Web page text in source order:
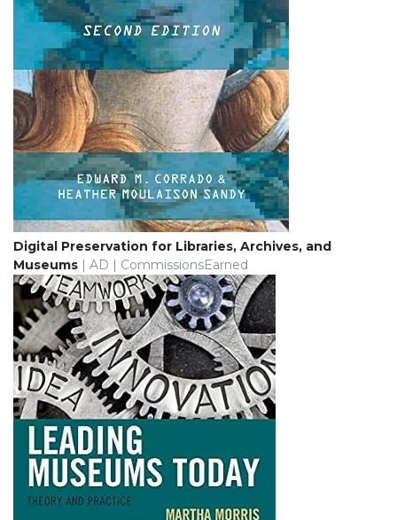
Digital Preservation for Libraries, Archives, and
Museums | AD | CommissionsEarned